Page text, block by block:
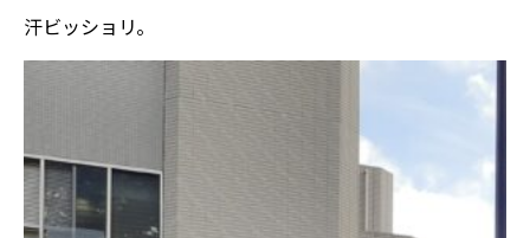
汗ビッショリ。